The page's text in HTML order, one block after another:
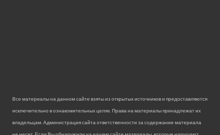
Все материалы на данном сайте взяты из открытых источников и предоставляются
исключительно в ознакомительных целях. Права на материалы принадлежат их
владельцам. Администрация сайта ответственности за содержание материала